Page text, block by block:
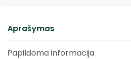
Aprašymas
Papildoma informacija